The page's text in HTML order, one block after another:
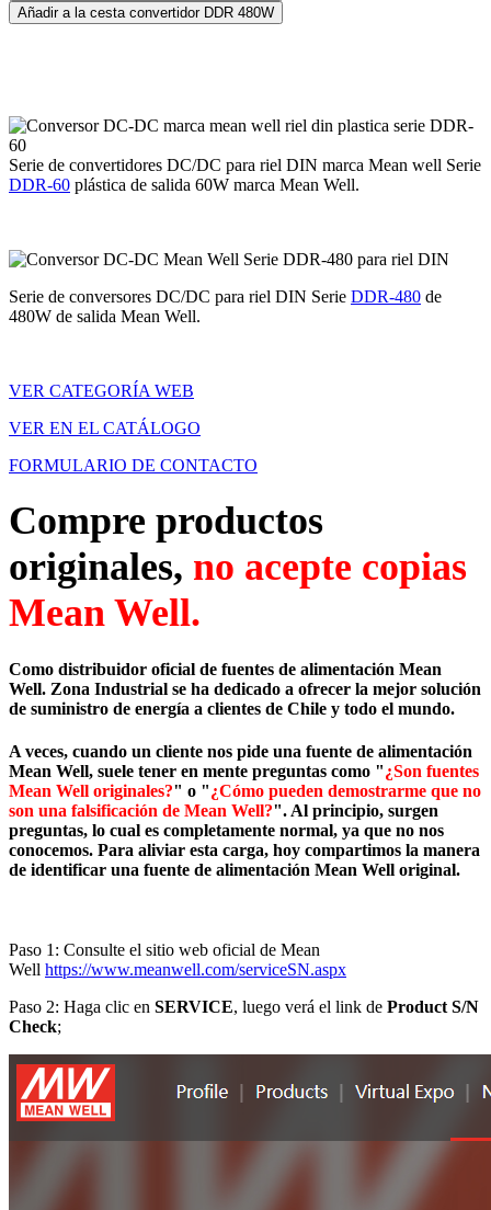
Añadir a la cesta convertidor DDR 480W
Serie de convertidores DC/DC para riel DIN marca Mean well Serie
DDR-60 plástica de salida 60W marca Mean Well.
Serie de conversores DC/DC para riel DIN Serie DDR-480 de
480W de salida Mean Well.
VER CATEGORÍA WEB
VER EN EL CATÁLOGO
FORMULARIO DE CONTACTO
Compre productos
originales, no acepte copias
Mean Well.
Como distribuidor oficial de fuentes de alimentación Mean
Well. Zona Industrial se ha dedicado a ofrecer la mejor solución
de suministro de energía a clientes de Chile y todo el mundo.
A veces, cuando un cliente nos pide una fuente de alimentación
Mean Well, suele tener en mente preguntas como "¿Son fuentes
Mean Well originales?" o "¿Cómo pueden demostrarme que no
son una falsificación de Mean Well?". Al principio, surgen
preguntas, lo cual es completamente normal, ya que no nos
conocemos. Para aliviar esta carga, hoy compartimos la manera
de identificar una fuente de alimentación Mean Well original.​
Paso 1: Consulte el sitio web oficial de Mean
Well https://www.meanwell.com/serviceSN.aspx
Paso 2: Haga clic en SERVICE, luego verá el link de Product S/N
Check​;